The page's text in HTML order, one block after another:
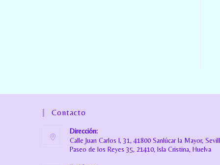
Contacto
Dirección:
Calle Juan Carlos I, 31, 41800 Sanlúcar la Mayor,
Paseo de los Reyes 35, 21410, Isla Cristina, Huelva